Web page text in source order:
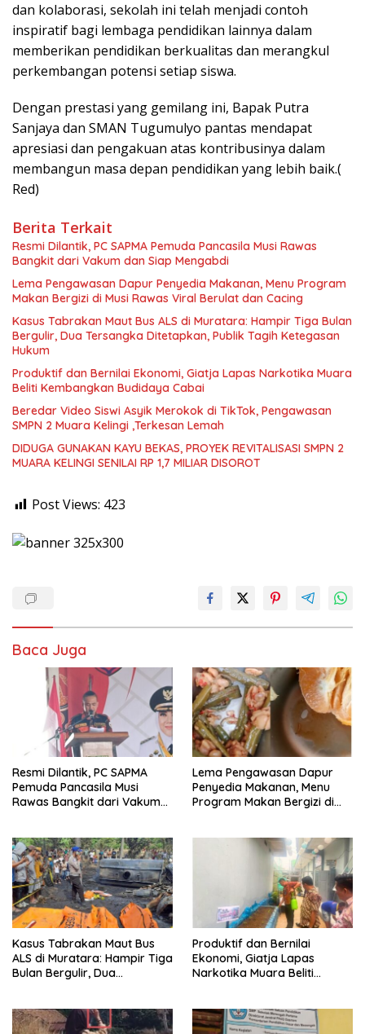
dan kolaborasi, sekolah ini telah menjadi contoh
inspiratif bagi lembaga pendidikan lainnya dalam
memberikan pendidikan berkualitas dan merangkul
perkembangan potensi setiap siswa.
Dengan prestasi yang gemilang ini, Bapak Putra
Sanjaya dan SMAN Tugumulyo pantas mendapat
apresiasi dan pengakuan atas kontribusinya dalam
membangun masa depan pendidikan yang lebih baik.(
Red)
Berita Terkait
Resmi Dilantik, PC SAPMA Pemuda Pancasila Musi Rawas
Bangkit dari Vakum dan Siap Mengabdi
Lema Pengawasan Dapur Penyedia Makanan, Menu Program
Makan Bergizi di Musi Rawas Viral Berulat dan Cacing
Kasus Tabrakan Maut Bus ALS di Muratara: Hampir Tiga Bulan
Bergulir, Dua Tersangka Ditetapkan, Publik Tagih Ketegasan
Hukum
Produktif dan Bernilai Ekonomi, Giatja Lapas Narkotika Muara
Beliti Kembangkan Budidaya Cabai
Beredar Video Siswi Asyik Merokok di TikTok, Pengawasan
SMPN 2 Muara Kelingi ,Terkesan Lemah
DIDUGA GUNAKAN KAYU BEKAS, PROYEK REVITALISASI SMPN 2
MUARA KELINGI SENILAI RP 1,7 MILIAR DISOROT
Post Views: 423
Baca Juga
Resmi Dilantik, PC SAPMA
Pemuda Pancasila Musi
Rawas Bangkit dari Vakum
Lema Pengawasan Dapur
Penyedia Makanan, Menu
Program Makan Bergizi di
Kasus Tabrakan Maut Bus
ALS di Muratara: Hampir Tiga
Bulan Bergulir, Dua
Produktif dan Bernilai
Ekonomi, Giatja Lapas
Narkotika Muara Beliti